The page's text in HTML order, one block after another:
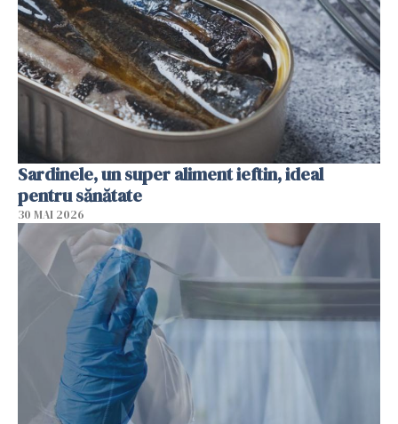
Sardinele, un super aliment ieftin, ideal
pentru sănătate
30 MAI 2026